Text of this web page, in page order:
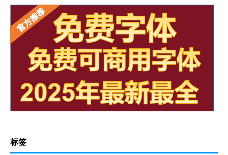
标签